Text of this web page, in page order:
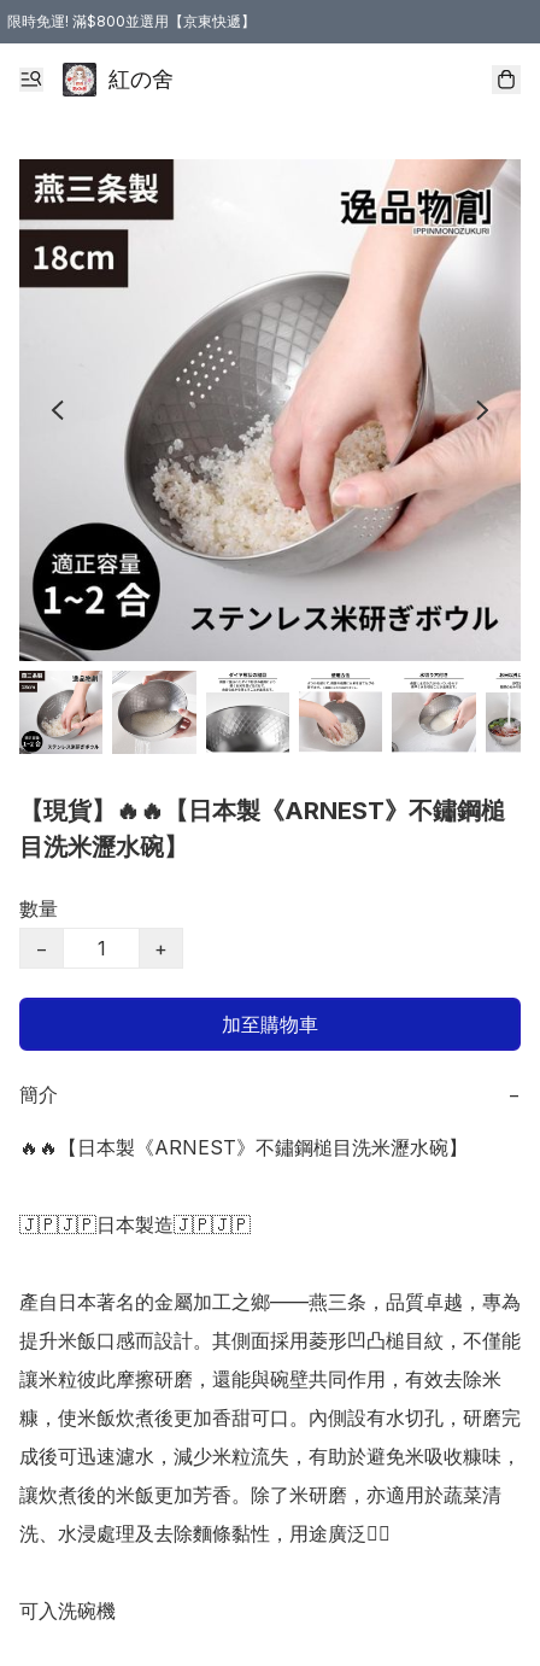
限時免運! 滿$800並選用【京東快遞】
紅の舍
【現貨】🔥🔥【日本製《ARNEST》不鏽鋼槌
目洗米瀝水碗】
數量
−
+
加至購物車
簡介 −
🔥🔥【日本製《ARNEST》不鏽鋼槌目洗米瀝水碗】
🇯🇵🇯🇵日本製造🇯🇵🇯🇵
產自日本著名的金屬加工之鄉——燕三条，品質卓越，專為
提升米飯口感而設計。其側面採用菱形凹凸槌目紋，不僅能
讓米粒彼此摩擦研磨，還能與碗壁共同作用，有效去除米
糠，使米飯炊煮後更加香甜可口。內側設有水切孔，研磨完
成後可迅速濾水，減少米粒流失，有助於避免米吸收糠味，
讓炊煮後的米飯更加芳香。除了米研磨，亦適用於蔬菜清
洗、水浸處理及去除麵條黏性，用途廣泛👍🏻
可入洗碗機